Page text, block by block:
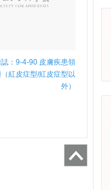
：9-4-90 皮膚疾患領
紅皮症型/紅皮症型以
外）